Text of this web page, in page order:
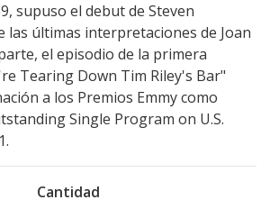
supuso el debut de Steven
las últimas interpretaciones de Joan
el episodio de la primera
Tearing Down Tim Riley's Bar"
a los Premios Emmy como
Single Program on U.S.
Cantidad